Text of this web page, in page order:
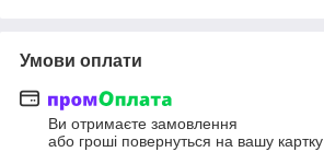
Умови оплати
Ви отримаєте замовлення
або гроші повернуться на вашу картку